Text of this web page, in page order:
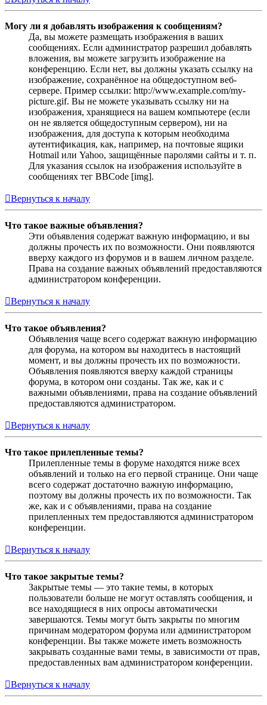
Могу ли я добавлять изображения к сообщениям?
Да, вы можете размещать изображения в ваших
сообщениях. Если администратор разрешил добавлять
вложения, вы можете загрузить изображение на
конференцию. Если нет, вы должны указать ссылку на
изображение, сохранённое на общедоступном веб-
сервере. Пример ссылки: http://www.example.com/my-
picture.gif. Вы не можете указывать ссылку ни на
изображения, хранящиеся на вашем компьютере (если
он не является общедоступным сервером), ни на
изображения, для доступа к которым необходима
аутентификация, как, например, на почтовые ящики
Hotmail или Yahoo, защищённые паролями сайты и т. п.
Для указания ссылок на изображения используйте в
сообщениях тег BBCode [img].
Вернуться к началу
Что такое важные объявления?
Эти объявления содержат важную информацию, и вы
должны прочесть их по возможности. Они появляются
вверху каждого из форумов и в вашем личном разделе.
Права на создание важных объявлений предоставляются
администратором конференции.
Вернуться к началу
Что такое объявления?
Объявления чаще всего содержат важную информацию
для форума, на котором вы находитесь в настоящий
момент, и вы должны прочесть их по возможности.
Объявления появляются вверху каждой страницы
форума, в котором они созданы. Так же, как и с
важными объявлениями, права на создание объявлений
предоставляются администратором.
Вернуться к началу
Что такое прилепленные темы?
Прилепленные темы в форуме находятся ниже всех
объявлений и только на его первой странице. Они чаще
всего содержат достаточно важную информацию,
поэтому вы должны прочесть их по возможности. Так
же, как и с объявлениями, права на создание
прилепленных тем предоставляются администратором
конференции.
Вернуться к началу
Что такое закрытые темы?
Закрытые темы — это такие темы, в которых
пользователи больше не могут оставлять сообщения, и
все находящиеся в них опросы автоматически
завершаются. Темы могут быть закрыты по многим
причинам модератором форума или администратором
конференции. Вы также можете иметь возможность
закрывать созданные вами темы, в зависимости от прав,
предоставленных вам администратором конференции.
Вернуться к началу